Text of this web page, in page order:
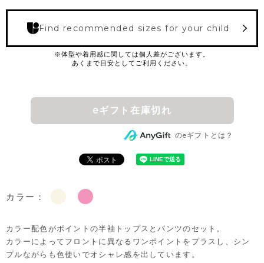
Find recommended sizes for your child
eギフト在庫切れ
のeギフトとは？
カラー：
カラー配色がポイントの半袖トップスとパンツのセット。
カラーによってフロントに異なるワンポイントをプラスし、シン
プルながらも色使いでオシャレ感を出しています。